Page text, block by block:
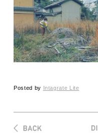
Posted by Intagrate Lite